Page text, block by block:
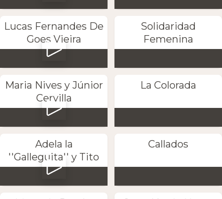
Lucas Fernandes De
Goes Vieira
Solidaridad
Femenina
Maria Nives y Júnior
Cervilla
La Colorada
Adela la
''Galleguita'' y Tito
Callados